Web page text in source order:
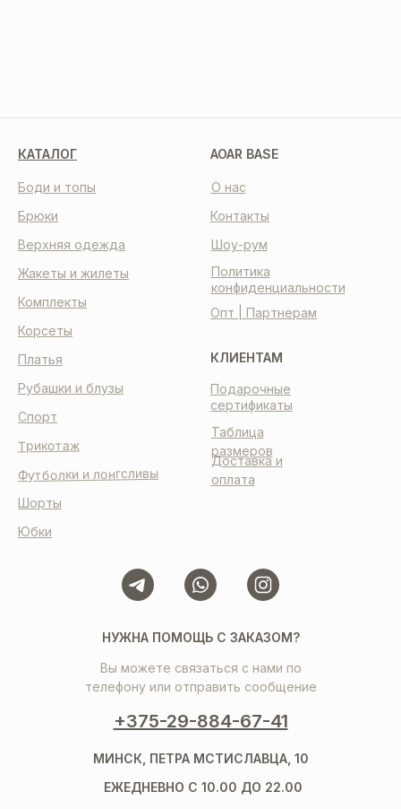
КАТАЛОГ
КЛИЕНТАМ
Таблица
размеров
Доставка и
оплата
Подарочные
сертификаты
НУЖНА ПОМОЩЬ С ЗАКАЗОМ?
Вы можете связаться с нами по
телефону или отправить сообщение
+375-29-884-67-41
МИНСК, ПЕТРА МСТИСЛАВЦА, 10
ЕЖЕДНЕВНО С 10.00 ДО 22.00
AOAR BASE
О нас
Контакты
Шоу-рум
Политика
конфиденциальности
Опт | Партнерам
Корсеты
Платья
Боди и топы
Комплекты
Шорты
Спорт
Рубашки и блузы
Брюки
Жакеты и жилеты
Трикотаж
Футболки и лонгсливы
Верхняя одежда
Юбки